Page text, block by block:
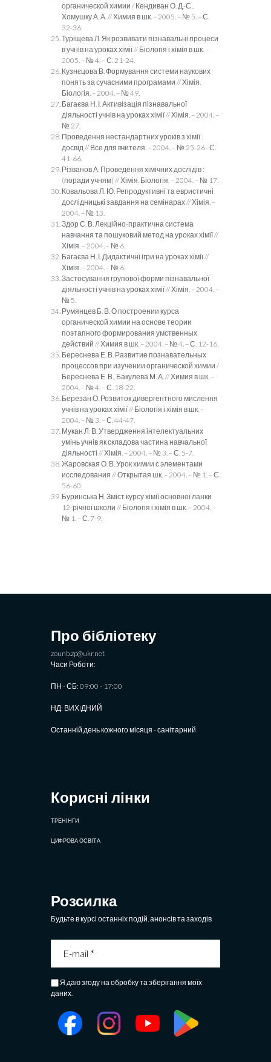
органической химии / Кендиван О. Д.-С.,
Хомушку А. А. // Химия в шк. – 2005. – № 5. – С.
32-36.
Туріщева Л. Як розвивати пізнавальні процеси
в учнів на уроках хімії // Біологія і хімія в шк. –
2005. – № 4. – С. 21-24.
Кузнєцова В. Формування системи наукових
понять за сучасними програмами // Хімія.
Біологія. – 2004. – № 49.
Багаєва Н. І. Активізація пізнавальної
діяльності учнів на уроках хімії // Хімія. – 2004. –
№ 27.
Проведення нестандартних уроків з хімії :
досвід // Все для вчителя. – 2004. – № 25-26.- С.
41-66.
Різванов А. Проведення хімічних дослідів :
(поради учням) // Хімія. Біологія. – 2004. – № 17.
Ковальова Л. Ю. Репродуктивні та евристичні
дослідницькі завдання на семінарах // Хімія. –
2004. – № 13.
Здор С. В. Лекційно-практична система
навчання та пошуковий метод на уроках хімії //
Хімія. – 2004. – № 6.
Багаєва Н. І. Дидактичні ігри на уроках хімії //
Хімія. – 2004. – № 6.
Застосування групової форми пізнавальної
діяльності учнів на уроках хімії // Хімія. – 2004. –
№ 5.
Румянцев Б. В. О построении курса
органической химии на основе теории
поэтапного формирования умственных
действий // Химия в шк. – 2004. – № 4. – С. 12-16.
Береснева Е. В. Развитие познавательных
процессов при изучении органической химии /
Береснева Е. В., Бакулева М. А. // Химия в шк. –
2004. – № 4. – С. 18-22.
Березан О. Розвиток дивергентного мислення
учнів на уроках хімії // Біологія і хімія в шк. –
2004. – № 3. – С. 44-47.
Мукан Л. В. Утвердження інтелектуальних
умінь учнів як складова частина навчальної
діяльності // Хімія. – 2004. – № 3. – С. 5-7.
Жаровская О. В. Урок химии с элементами
исследования // Открытая шк. – 2004. – № 1. – С.
56-60.
Буринська Н. Зміст курсу хімії основної ланки
12-річної школи // Біологія і хімія в шк. – 2004. –
№ 1. – С. 7-9.
Про бібліотеку
zounb.zp@ukr.net
Часи Роботи:
ПН - СБ: 09:00 - 17:00
НД: ВИХIДНИЙ
Останній день кожного місяця - санітарний
Корисні лінки
ТРЕНІНГИ
ЦИФРОВА ОСВІТА
Розсилка
Будьте в курсі останніх подій, анонсів та заходів
Я даю згоду на обробку та зберігання моїх
даних.